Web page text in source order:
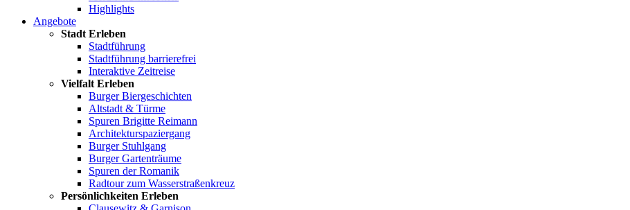
Highlights
Angebote
Stadt Erleben
Stadtführung
Stadtführung barrierefrei
Interaktive Zeitreise
Vielfalt Erleben
Burger Biergeschichten
Altstadt & Türme
Spuren Brigitte Reimann
Architekturspaziergang
Burger Stuhlgang
Burger Gartenträume
Spuren der Romanik
Radtour zum Wasserstraßenkreuz
Persönlichkeiten Erleben